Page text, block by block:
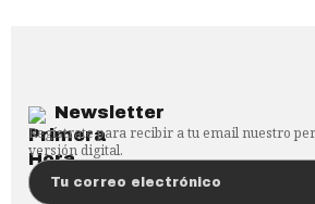
Newsletter
Regístrate para recibir a tu email nuestro
versión digital.